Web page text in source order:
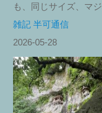
も、同じサイズ、マ
雑記 半可通信
2026-05-28